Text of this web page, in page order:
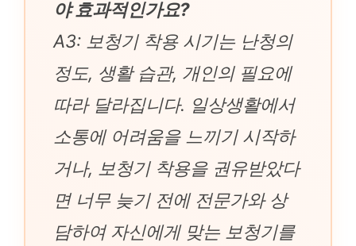
야 효과적인가요?
A3: 보청기 착용 시기는 난청의
정도, 생활 습관, 개인의 필요에
따라 달라집니다. 일상생활에서
소통에 어려움을 느끼기 시작하
거나, 보청기 착용을 권유받았다
면 너무 늦기 전에 전문가와 상
담하여 자신에게 맞는 보청기를